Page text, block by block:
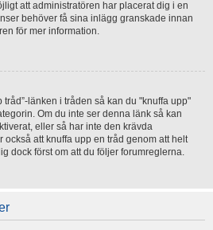
att administratören har placerat dig i en
behöver få sina inlägg granskade innan
för mer information.
tråd”-länken i tråden så kan du "knuffa upp"
Om du inte ser denna länk så kan
eller så har inte den krävda
att knuffa upp en tråd genom att helt
dock först om att du följer forumreglerna.